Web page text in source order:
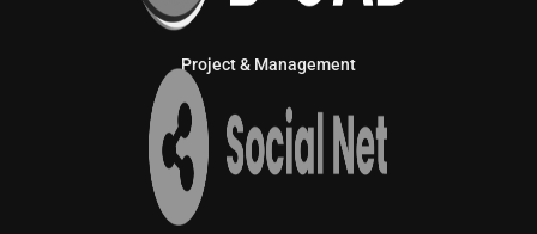
Project & Management